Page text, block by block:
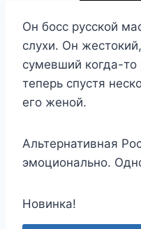
Он босс русской
слухи. Он
сумевший когда-
теперь спустя
его женой.
Альтернативная
эмоционально.
Новинка!